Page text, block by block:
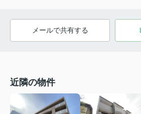
メールで共有する
近隣の物件